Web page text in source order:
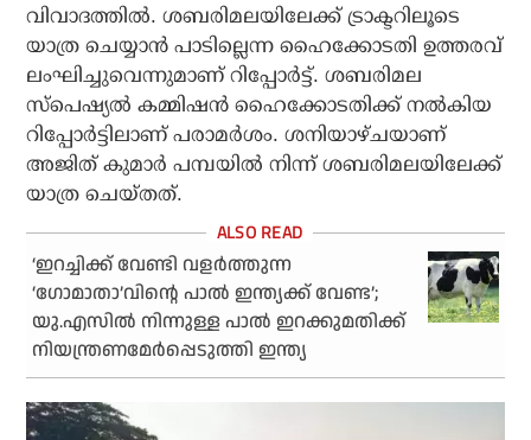
വിവാദത്തില്‍. ശബരിമലയിലേക്ക് ട്രാക്ടറിലൂടെ
യാത്ര ചെയ്യാന്‍ പാടില്ലെന്ന ഹൈക്കോടതി ഉത്തരവ്
ലംഘിച്ചുവെന്നുമാണ് റിപ്പോര്‍ട്ട്. ശബരിമല
സ്‌പെഷ്യല്‍ കമ്മിഷന്‍ ഹൈക്കോടതിക്ക് നല്‍കിയ
റിപ്പോര്‍ട്ടിലാണ് പരാമര്‍ശം. ശനിയാഴ്ചയാണ്
അജിത് കുമാര്‍ പമ്പയില്‍ നിന്ന് ശബരിമലയിലേക്ക്
യാത്ര ചെയ്തത്.
‘ഇറച്ചിക്ക് വേണ്ടി വളര്‍ത്തുന്ന
‘ഗോമാതാ’വിന്റെ പാല്‍ ഇന്ത്യക്ക് വേണ്ട’;
യു.എസില്‍ നിന്നുള്ള പാല്‍ ഇറക്കുമതിക്ക്
നിയന്ത്രണമേര്‍പ്പെടുത്തി ഇന്ത്യ